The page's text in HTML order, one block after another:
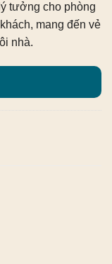
tưởng cho phòng
mang đến vẻ
nhà.